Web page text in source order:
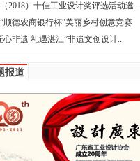
2018）十佳工业设计奖评选活动邀...
顺德农商银行杯”美丽乡村创意竞赛
心非遗 礼遇湛江”非遗文创设计...
报道